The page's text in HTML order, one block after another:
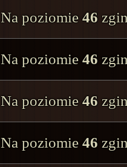
Na poziomie46
Na poziomie 46
Na poziomie46
Na poziomie 46